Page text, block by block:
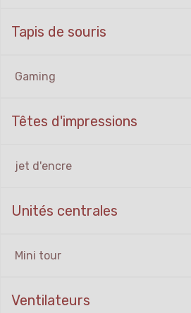
Tapis de souris
Gaming
Têtes d'impressions
jet d'encre
Unités centrales
Mini tour
Ventilateurs